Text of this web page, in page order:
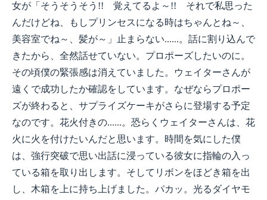
女が「そうそうそう!! 覚えてるよ～!! それで私思った
んだけどね、もしプリンセスになる時はちゃんとね～、
美容室でね～、髪が～」止まらない......。話に割り込んで
きたから、全然話せていない。プロポーズしたいのに。
その頃僕の緊張感は消えていました。ウェイターさんが
遠くで成功したか確認をしています。なぜならプロポー
ズが終わると、サプライズケーキがさらに登場する予定
なのです。花火付きの......。恐らくウェイターさんは、花
火に火を付けたいんだと思います。時間を気にした僕
は、強行突破で思い出話に浸っている彼女に指輪の入っ
ている箱を取り出します。そしてリボンをほどき箱を出
し、木箱を上に持ち上げました。パカッ。光るダイヤモ